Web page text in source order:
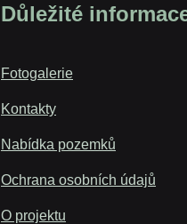
Důležité
Fotogalerie
Kontakty
Nabídka pozemků
Ochrana osobních údajů
O projektu